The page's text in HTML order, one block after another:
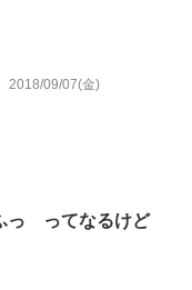
2018/09/07(金)
っ ってなるけど